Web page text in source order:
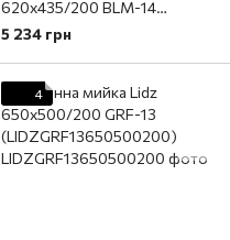
620x435/200 BLM-14
(LIDZBLM14620435200)
5 234 грн
4